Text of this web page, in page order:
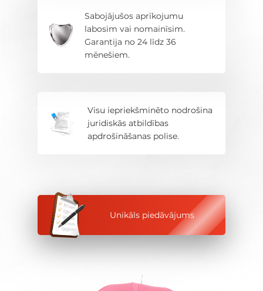
Visu iepriekšminēto nodrošina
juridiskās atbildības
apdrošināšanas polise.
Unikāls piedāvājums
Sabojājušos aprīkojumu
labosim vai nomainīsim.
Garantija no 24 līdz 36
mēnešiem.